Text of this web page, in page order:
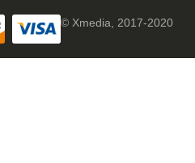
© Xmedia, 2017-2020